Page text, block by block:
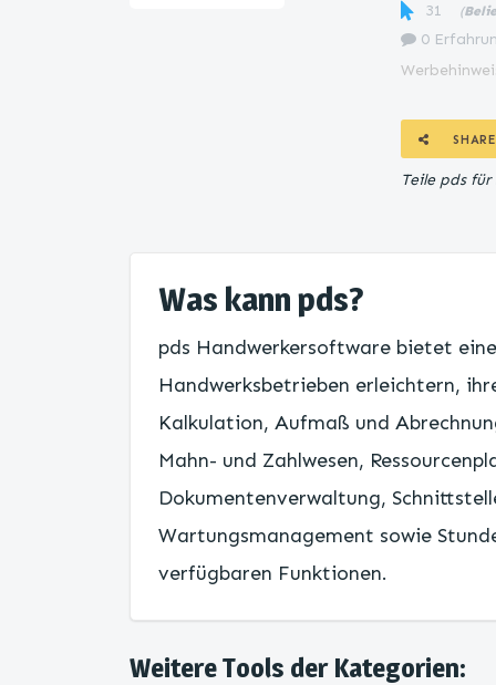
31 (
0
Teile pds
Was kann pds?
pds Handwerkersoftware bietet
Handwerksbetrieben erleichtern,
Kalkulation, Aufmaß und
Mahn- und Zahlwesen,
Dokumentenverwaltung,
Wartungsmanagement sowie
verfügbaren Funktionen.
Weitere Tools der Kategorien: